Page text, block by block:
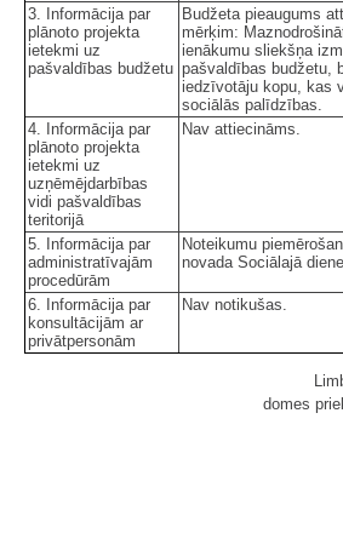
3. Informācija par
plānoto projekta
ietekmi uz
pašvaldības budžetu
Budžeta pieaugums
mērķim:
ienākumu sliekšņa
pašvaldības budžetu,
iedzīvotāju kopu, kas
sociālās palīdzības.
4. Informācija par
plānoto projekta
ietekmi uz
uzņēmējdarbības
vidi pašvaldības
teritorijā
Nav attiecināms.
5. Informācija par
administratīvajām
procedūrām
Noteikumu
novada Sociālajā
6. Informācija par
konsultācijām ar
privātpersonām
Nav notikušas.
domes